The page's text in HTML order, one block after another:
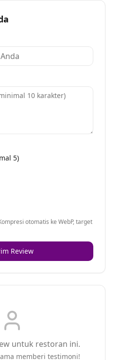
5)
otomatis ke WebP, target
Review
untuk restoran ini.
memberi testimoni!